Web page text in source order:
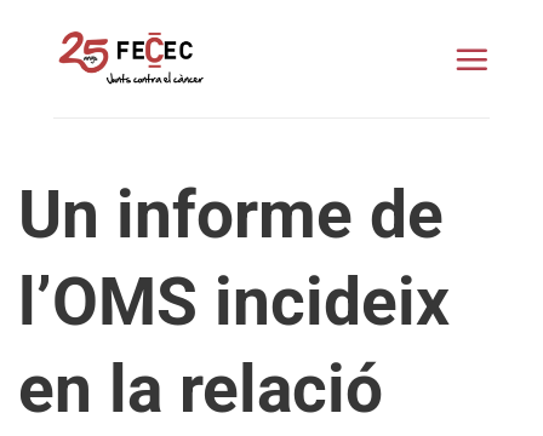
Un informe de
l’OMS incideix
en la relació